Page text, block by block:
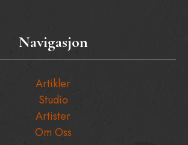
Navigasjon
Artikler
Studio
Artister
Om Oss